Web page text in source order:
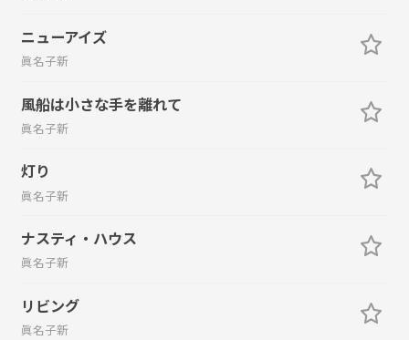
ニューアイズ
眞名子新
風船は小さな手を離れて
眞名子新
灯り
眞名子新
ナスティ・ハウス
眞名子新
リビング
眞名子新